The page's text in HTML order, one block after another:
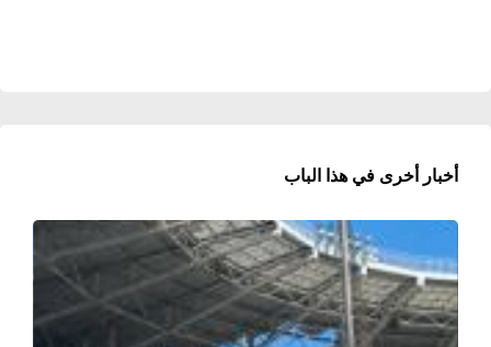
أخبار أخرى في هذا الباب